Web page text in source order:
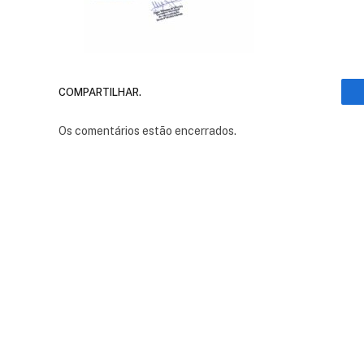
COMPARTILHAR.
Os comentários estão encerrados.